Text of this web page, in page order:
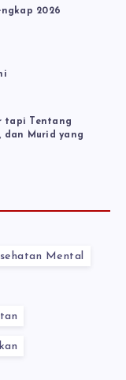
2026
tapi Tentang
dan Murid yang
Mental